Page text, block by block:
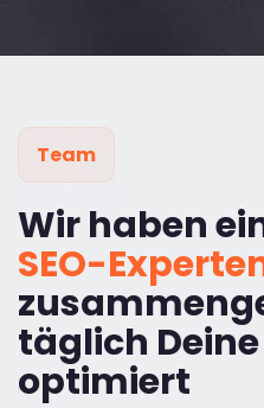
Team
Wir haben
SEO-
täglich
optimiert